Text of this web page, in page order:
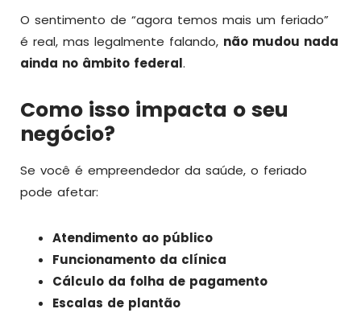
O sentimento de “agora temos mais um feriado”
é real, mas legalmente falando, não mudou nada
ainda no âmbito federal.
Como isso impacta o seu
negócio?
Se você é empreendedor da saúde, o feriado
pode afetar:
Atendimento ao público
Funcionamento da clínica
Cálculo da folha de pagamento
Escalas de plantão